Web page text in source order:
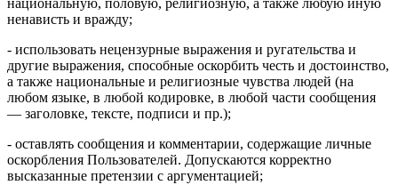
национальную, половую, религиозную, а также любую иную
ненависть и вражду;
- использовать нецензурные выражения и ругательства и
другие выражения, способные оскорбить честь и достоинство,
а также национальные и религиозные чувства людей (на
любом языке, в любой кодировке, в любой части сообщения
— заголовке, тексте, подписи и пр.);
- оставлять сообщения и комментарии, содержащие личные
оскорбления Пользователей. Допускаются корректно
высказанные претензии с аргументацией;